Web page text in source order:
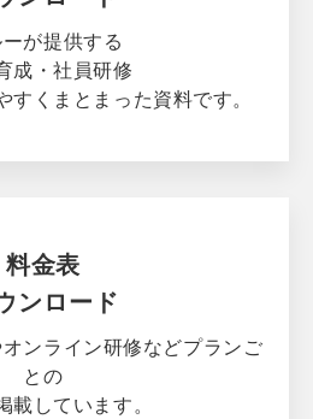
が提供する
成・社員研修
くまとまった資料です。
料金表
ンロード
ンライン研修などプランご
との
載しています。